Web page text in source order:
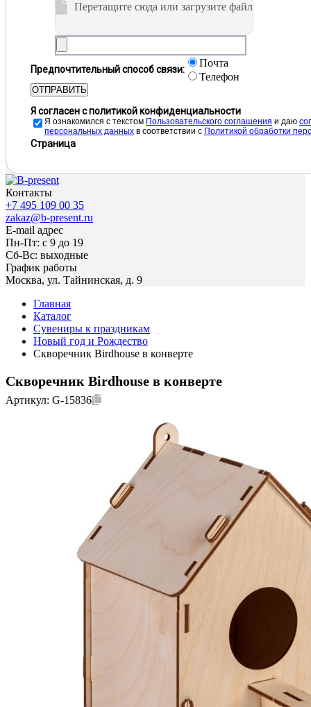
Перетащите сюда или загрузите файл
Предпочтительный способ связи:
Почта
Телефон
ОТПРАВИТЬ
Я согласен с политикой конфиденциальности
Я ознакомился с текстом Пользовательского соглашения и даю
персональных данных в соответствии с Политикой обработки
Страница
Контакты
+7 495 109 00 35
zakaz@b-present.ru
E-mail адрес
Пн-Пт: с 9 до 19
Сб-Вс: выходные
График работы
Москва, ул. Тайнинская, д. 9
Главная
Каталог
Сувениры к праздникам
Новый год и Рождество
Скворечник Birdhouse в конверте
Скворечник Birdhouse в конверте
Артикул: G-15836